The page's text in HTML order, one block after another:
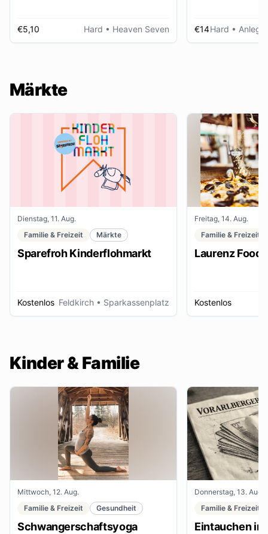
€5,10 Hard • Heaven Seven €14Hard •
Märkte
Dienstag, 11. Aug.
Familie & Freizeit
Märkte
Sparefroh Kinderflohmarkt
Kostenlos Feldkirch • Sparkassenplatz
Freitag, 14. Aug.
Familie & Freizeit
Laurenz Food
Kostenlos
Kinder & Familie
Mittwoch, 12. Aug.
Familie & Freizeit
Gesundheit
Schwangerschaftsyoga
Donnerstag, 13. Aug.
Familie & Freizeit
Eintauchen in